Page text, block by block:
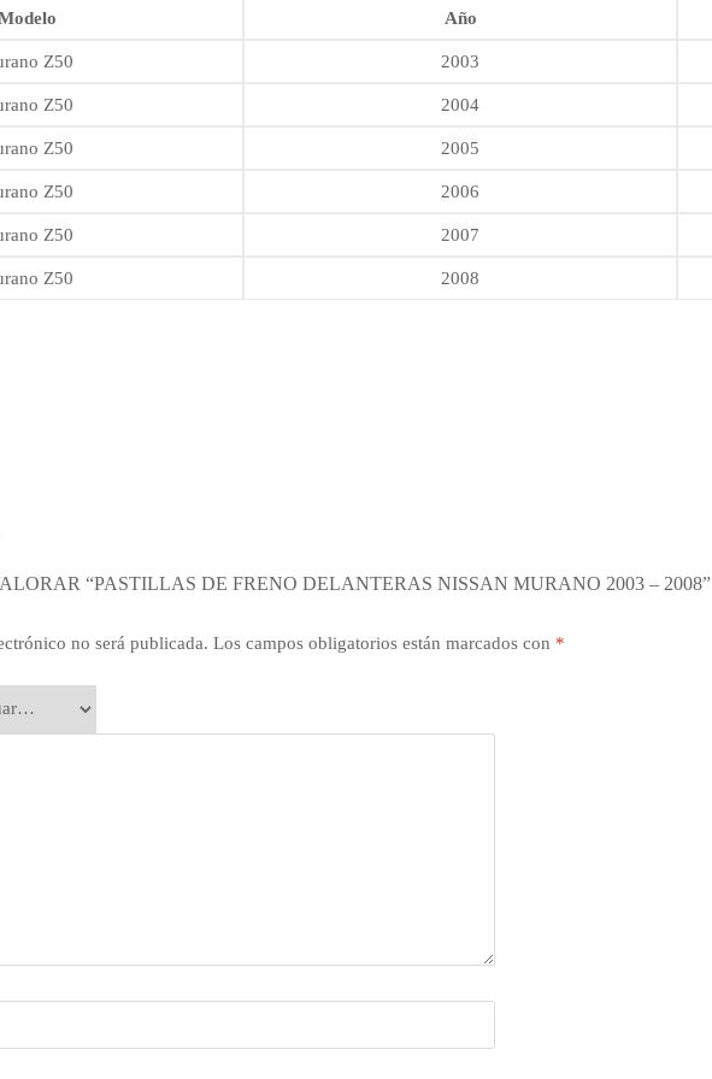
Año
Z50 2003
Z50 2004
Z50 2005
Z50 2006
Z50 2007
Z50 2008
“PASTILLAS DE FRENO DELANTERAS NISSAN MURANO 2003 – 2008”
no será publicada. Los campos obligatorios están marcados con *